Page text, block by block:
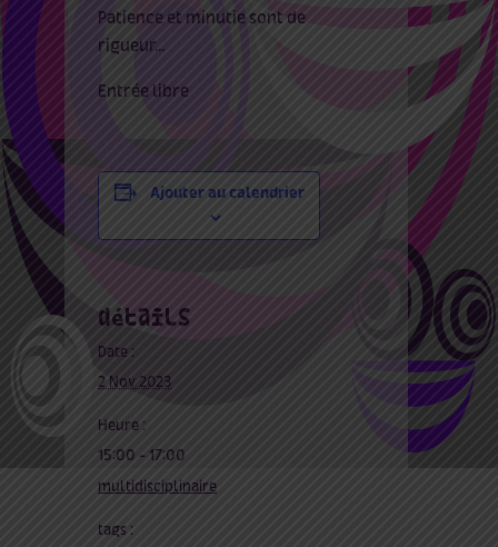
Patience et minutie sont de
rigueur…
Entrée libre
Ajouter au calendrier
détails
Date :
2 Nov 2023
Heure :
15:00 - 17:00
multidisciplinaire
tags :